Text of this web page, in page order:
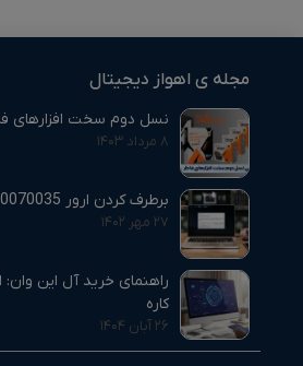
مجله ی اهواز دیجیتال
نسل دوم سخت افزارهای
۸ مرداد ۱۴۰۳
برطرف کردن ارور 0x80070035
۲۷ مهر ۱۴۰۲
راهنمای خرید آل این وان:
کاره
۲۶ آبان ۱۴۰۴